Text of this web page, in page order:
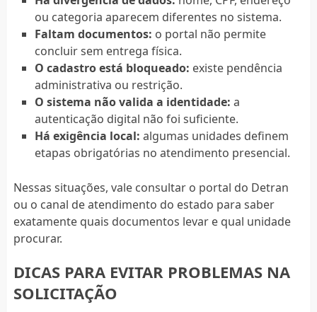
ou categoria aparecem diferentes no sistema.
Faltam documentos: o portal não permite
concluir sem entrega física.
O cadastro está bloqueado: existe pendência
administrativa ou restrição.
O sistema não valida a identidade: a
autenticação digital não foi suficiente.
Há exigência local: algumas unidades definem
etapas obrigatórias no atendimento presencial.
Nessas situações, vale consultar o portal do Detran
ou o canal de atendimento do estado para saber
exatamente quais documentos levar e qual unidade
procurar.
DICAS PARA EVITAR PROBLEMAS NA
SOLICITAÇÃO